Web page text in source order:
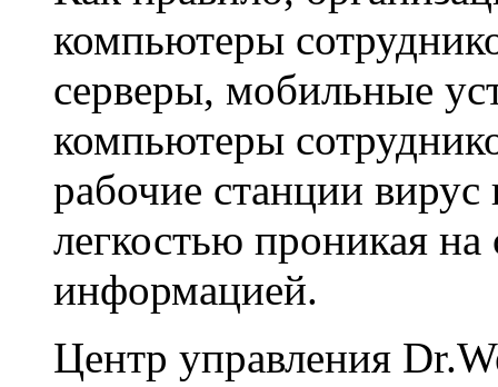
компьютеры
серверы, мобильные
компьютеры
рабочие станции вирус
легкостью проникая
информацией.
Центр управления